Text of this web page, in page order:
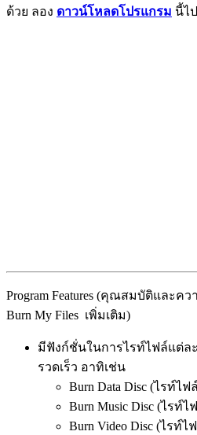
ด้วย ลอง ดาวน์โหลดโปรแกรม นี้ไ
Program Features (คุณสมบัติและค
Burn My Files เพิ่มเติม)
มีฟังก์ชั่นในการไรท์ไฟล์แต่ล
รวดเร็ว อาทิเช่น
Burn Data Disc (ไรท์ไ
Burn Music Disc (ไรท์ไ
Burn Video Disc (ไรท์